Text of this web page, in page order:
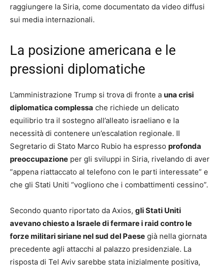
raggiungere la Siria, come documentato da video diffusi
sui media internazionali.
La posizione americana e le
pressioni diplomatiche
L’amministrazione Trump si trova di fronte a una crisi
diplomatica complessa che richiede un delicato
equilibrio tra il sostegno all’alleato israeliano e la
necessità di contenere un’escalation regionale. Il
Segretario di Stato Marco Rubio ha espresso profonda
preoccupazione per gli sviluppi in Siria, rivelando di aver
“appena riattaccato al telefono con le parti interessate” e
che gli Stati Uniti “vogliono che i combattimenti cessino”.
Secondo quanto riportato da Axios, gli Stati Uniti
avevano chiesto a Israele di fermare i raid contro le
forze militari siriane nel sud del Paese già nella giornata
precedente agli attacchi al palazzo presidenziale. La
risposta di Tel Aviv sarebbe stata inizialmente positiva,